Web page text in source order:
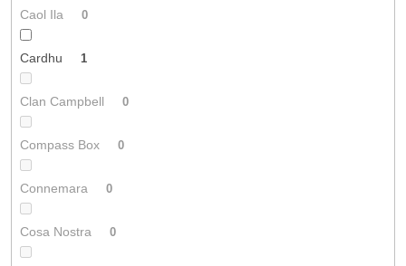
Caol Ila 0
Cardhu 1
Clan Campbell 0
Compass Box 0
Connemara 0
Cosa Nostra 0